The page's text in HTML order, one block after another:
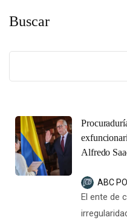
Buscar
Alfredo
ABC
El ente de